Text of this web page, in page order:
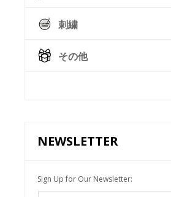
刺繍
その他
NEWSLETTER
Sign Up for Our Newsletter: